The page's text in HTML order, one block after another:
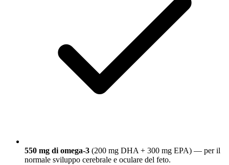
550 mg di omega-3 (200 mg DHA + 300 mg EPA) — per il
normale sviluppo cerebrale e oculare del feto.